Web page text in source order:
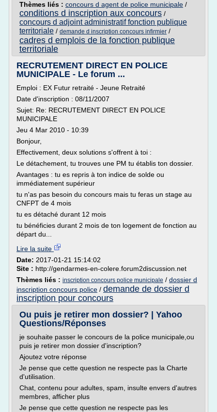
Thèmes liés : concours d agent de police municipale /
conditions d inscription aux concours /
concours d adjoint administratif fonction publique
territoriale / demande d inscription concours infirmier /
cadres d emplois de la fonction publique
territoriale
RECRUTEMENT DIRECT EN POLICE
MUNICIPALE - Le forum ...
Emploi : EX Futur retraité - Jeune Retraité
Date d'inscription : 08/11/2007
Sujet: Re: RECRUTEMENT DIRECT EN POLICE
MUNICIPALE
Jeu 4 Mar 2010 - 10:39
Bonjour,
Effectivement, deux solutions s'offrent à toi :
Le détachement, tu trouves une PM tu établis ton dossier.
Avantages : tu es repris à ton indice de solde ou
immédiatement supérieur
tu n'as pas besoin du concours mais tu feras un stage au
CNFPT de 4 mois
tu es détaché durant 12 mois
tu bénéficies durant 2 mois de ton logement de fonction au
départ du...
Lire la suite
Date: 2017-01-21 15:14:02
Site : http://gendarmes-en-colere.forum2discussion.net
Thèmes liés : inscription concours police municipale / dossier d
inscription concours police / demande de dossier d
inscription pour concours
Ou puis je retirer mon dossier? | Yahoo
Questions/Réponses
je souhaite passer le concours de la police municipale,ou
puis je retirer mon dossier d'inscription?
Ajoutez votre réponse
Je pense que cette question ne respecte pas la Charte
d'utilisation.
Chat, contenu pour adultes, spam, insulte envers d'autres
membres, afficher plus
Je pense que cette question ne respecte pas les